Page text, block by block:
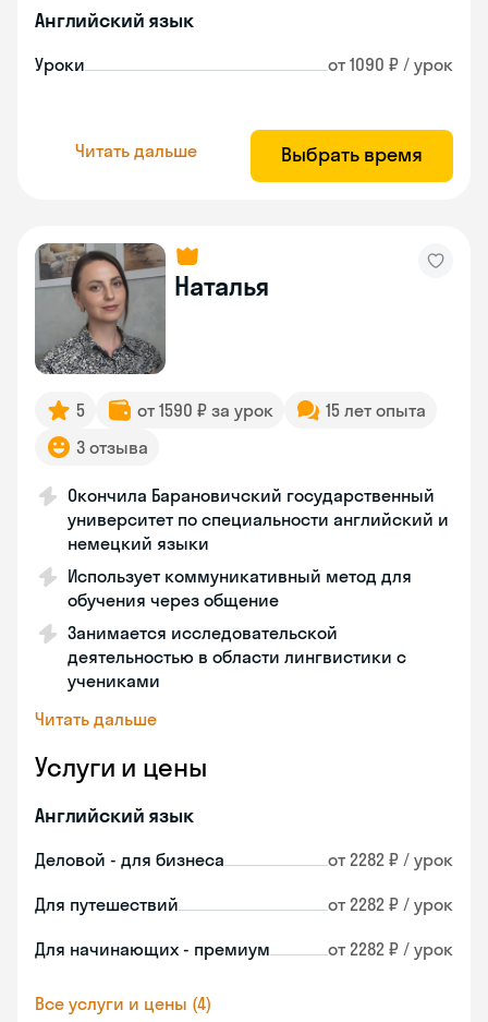
Английский язык
Уроки от 1090 ₽ / урок
Читать дальше Выбрать время
Наталья
5 от 1590 ₽ за урок
15 лет опыта
3 отзыва
Окончила Барановичский государственный
университет по специальности английский и
немецкий языки
Использует коммуникативный метод для
обучения через общение
Занимается исследовательской
деятельностью в области лингвистики с
учениками
Читать дальше
Услуги и цены
Английский язык
Деловой - для бизнеса от 2282 ₽ / урок
Для путешествий от 2282 ₽ / урок
Для начинающих - премиум от 2282 ₽ / урок
Все услуги и цены (4)